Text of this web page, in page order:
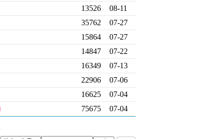
13526
08-11
35762
07-27
15864
07-27
14847
07-22
16349
07-13
22906
07-06
16625
07-04
75675 07-04